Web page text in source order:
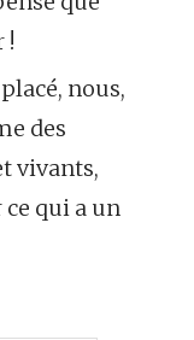
!
nous,
des
vivants,
qui a un